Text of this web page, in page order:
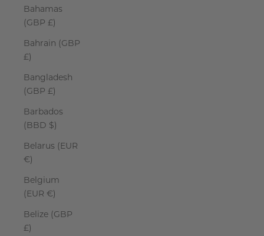
Bahamas
(GBP £)
Bahrain (GBP
£)
Bangladesh
(GBP £)
Barbados
(BBD $)
Belarus (EUR
€)
Belgium
(EUR €)
Belize (GBP
£)